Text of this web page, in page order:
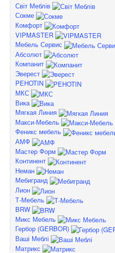
Світ Меблів
Сокме
Комфорт
VIPMASTER
Мебель Сервис
Абсолют
Компанит
Эверест
PEHOTIN
МКС
Вика
Мягкая Линия
Макси-Мебель
Феникс мебель
АМФ
Мастер Форм
Континент
Неман
Мебигранд
Лион
Т-Мебель
BRW
Микс Мебель
Гербор (GERBOR)
Ваші Меблі
Матрикс